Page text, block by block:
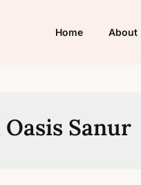
Home About
Oasis Sanur